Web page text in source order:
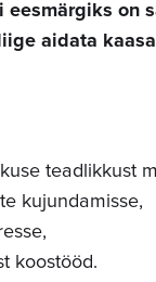
on
aidata
teadlikkust
kujundamisse,
koostööd.